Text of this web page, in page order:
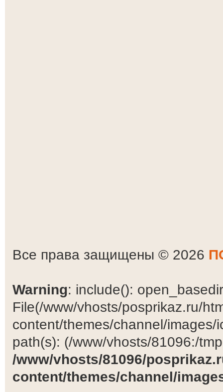
Все права защищены © 2026
Warning: include():
File(/www/vhosts/posprikaz.ru/
content/themes/channel/
path(s): (/www/vhosts/81096:/
/www/vhosts/81096/
content/themes/channel/